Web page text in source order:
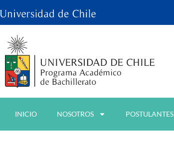
INICIO NOSOTROS POSTULANTES